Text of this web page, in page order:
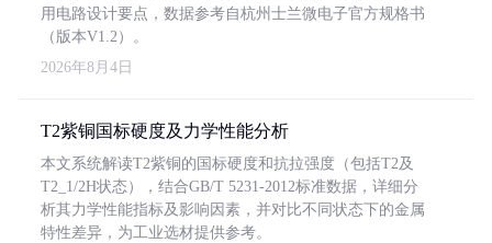
用电路设计要点，数据参考自杭州士兰微电子官方规格书
（版本V1.2）。
2026年8月4日
T2紫铜国标硬度及力学性能分析
本文系统解读T2紫铜的国标硬度和抗拉强度（包括T2及
T2_1/2H状态），结合GB/T 5231-2012标准数据，详细分
析其力学性能指标及影响因素，并对比不同状态下的金属
特性差异，为工业选材提供参考。